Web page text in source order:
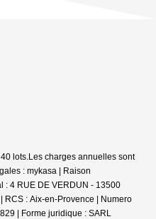
lots.Les charges annuelles sont
: mykasa | Raison
: 4 RUE DE VERDUN - 13500
RCS : Aix-en-Provence | Numero
| Forme juridique : SARL